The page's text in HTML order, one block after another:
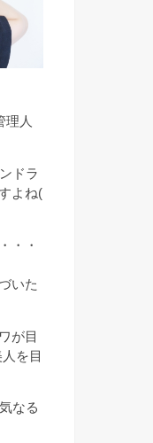
理人
ドラ
よね(
・・
いた
が目
を目
なる